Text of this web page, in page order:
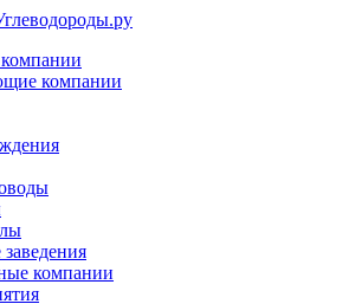
компании
компании